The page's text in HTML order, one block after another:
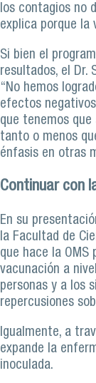
los contagios no
explica porque la
Si bien el
resultados, el Dr.
“No hemos
efectos negativos
que tenemos que
tanto o menos
énfasis en otras
Continuar con
En su
la Facultad de
que hace la OMS
vacunación a
personas y a los
repercusiones
Igualmente, a
expande la
inoculada.